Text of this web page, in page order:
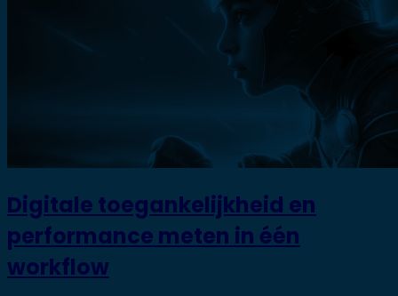
Digitale toegankelijkheid en
performance meten in één
workflow